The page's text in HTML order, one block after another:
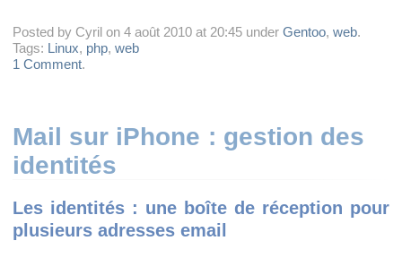
Posted by Cyril on 4 août 2010 at 20:45 under Gentoo, web.
Tags: Linux, php, web
1 Comment.
Mail sur iPhone : gestion des
identités
Les identités : une boîte de réception pour
plusieurs adresses email